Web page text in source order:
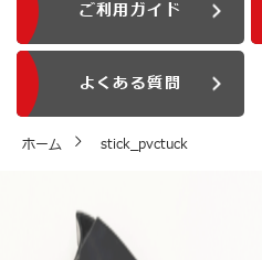
ご利用ガイド
よくある質問
ホーム stick_pvctuck